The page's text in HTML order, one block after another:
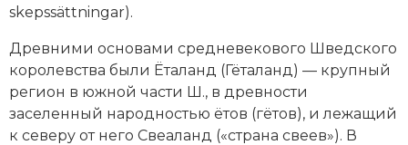
skepssättningar).
Древними основами средневекового Шведского
королевства были Ёталанд (Гёталанд) — крупный
регион в южной части Ш., в древности
заселенный народностью ётов (гётов), и лежащий
к северу от него Свеаланд («страна свеев»). В